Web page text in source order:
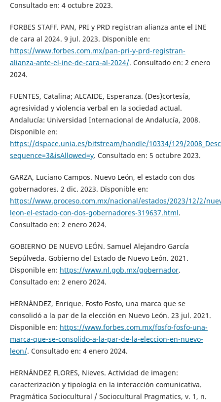
Consultado en: 4 octubre 2023.
FORBES STAFF. PAN, PRI y PRD registran alianza ante el INE
de cara al 2024. 9 jul. 2023. Disponible en:
https://www.forbes.com.mx/pan-pri-y-prd-registran-
alianza-ante-el-ine-de-cara-al-2024/. Consultado en: 2 enero
2024.
FUENTES, Catalina; ALCAIDE, Esperanza. (Des)cortesía,
agresividad y violencia verbal en la sociedad actual.
Andalucía: Universidad Internacional de Andalucía, 2008.
Disponible en:
https://dspace.unia.es/bitstream/handle/10334/129/
sequence=3&isAllowed=y. Consultado en: 5 octubre 2023.
GARZA, Luciano Campos. Nuevo León, el estado con dos
gobernadores. 2 dic. 2023. Disponible en:
https://www.proceso.com.mx/nacional/estados/2023/12/2/
leon-el-estado-con-dos-gobernadores-319637.html.
Consultado en: 2 enero 2024.
GOBIERNO DE NUEVO LEÓN. Samuel Alejandro García
Sepúlveda. Gobierno del Estado de Nuevo León. 2021.
Disponible en: https://www.nl.gob.mx/gobernador.
Consultado en: 2 enero 2024.
HERNÁNDEZ, Enrique. Fosfo Fosfo, una marca que se
consolidó a la par de la elección en Nuevo León. 23 jul. 2021.
Disponible en: https://www.forbes.com.mx/fosfo-fosfo-una-
marca-que-se-consolido-a-la-par-de-la-eleccion-en-nuevo-
leon/. Consultado en: 4 enero 2024.
HERNÁNDEZ FLORES, Nieves. Actividad de imagen:
caracterización y tipología en la interacción comunicativa.
Pragmática Sociocultural / Sociocultural Pragmatics, v. 1, n.